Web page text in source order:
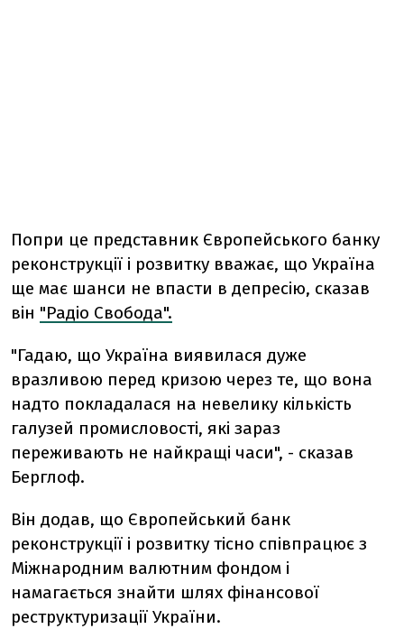
Попри це представник Європейського банку
реконструкції і розвитку вважає, що Україна
ще має шанси не впасти в депресію, сказав
він "Радіо Свобода".
"Гадаю, що Україна виявилася дуже
вразливою перед кризою через те, що вона
надто покладалася на невелику кількість
галузей промисловості, які зараз
переживають не найкращі часи", - сказав
Берглоф.
Він додав, що Європейський банк
реконструкції і розвитку тісно співпрацює з
Міжнародним валютним фондом і
намагається знайти шлях фінансової
реструктуризації України.